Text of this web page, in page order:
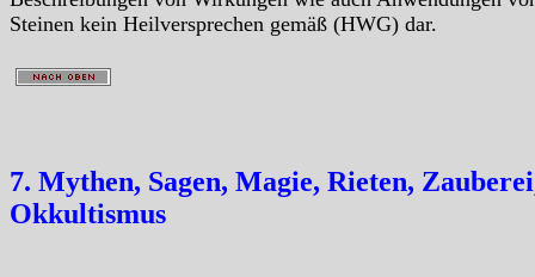
Steinen kein Heilversprechen gemäß (HWG) dar.
7. Mythen, Sagen, Magie, Rieten,
Okkultismus